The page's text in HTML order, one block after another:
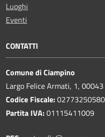
Luoghi
Eventi
CONTATTI
Comune di Ciampino
Largo Felice Armati, 1,
Codice Fiscale:02773250580
Partita IVA:01115411009